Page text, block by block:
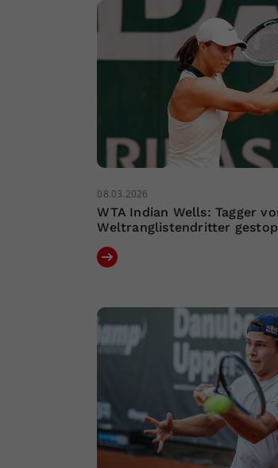
08.03.2026
WTA Indian Wells: Tagger
Weltranglistendritter